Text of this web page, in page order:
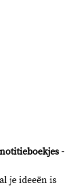
-
je ideeën is